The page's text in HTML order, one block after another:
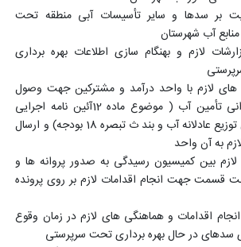
بر سدها و سایر تأسیسات آبی منطقه تحت
آب شهرستان
لازم و بهنگام سازی اطلاعات بهره برداری
های لازم با واحد درآمد و مشترکین جهت وصول
هزینه های جبرانی تأمین آب ( موضوع ماده 12آئین نامه اجرایی
فصل دوم قانون توزیع عادلانه آب و بند ث تبصره 18 بودجه) و ارسال
به آن واحد
لازم بین کمیسیون رسیدگی به صدور پروانه ها و
قسمت جهت انجام اقدامات لازم بر روی پرونده
اقدامات و هماهنگی های لازم در زمان وقوع
سدهای در حال بهره برداری تحت سرپرستی